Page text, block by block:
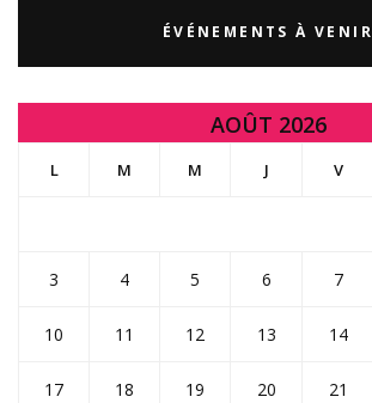
ÉVÉNEMENTS À VENIR
AOÛT 2026
L M M J V
3 4 5 6 7
10 11 12 13 14
17 18 19 20 21